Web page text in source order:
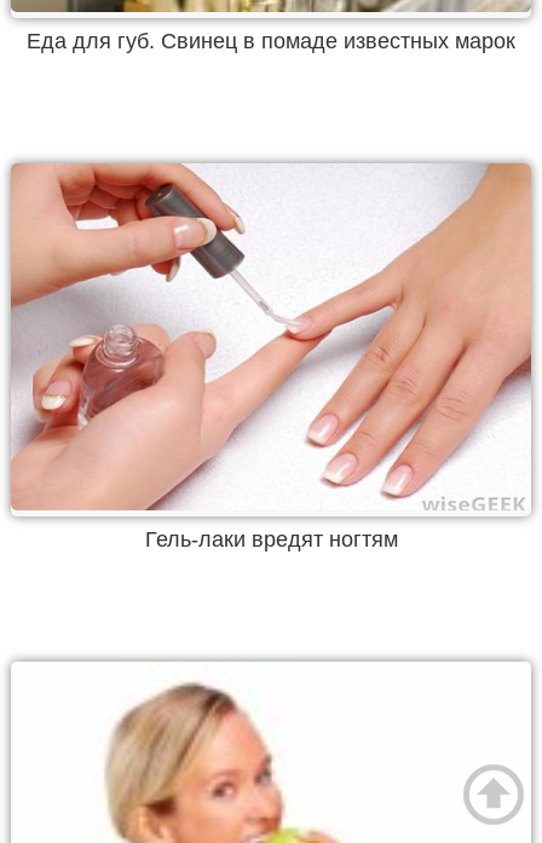
Еда для губ. Свинец в помаде известных марок
Гель-лаки вредят ногтям